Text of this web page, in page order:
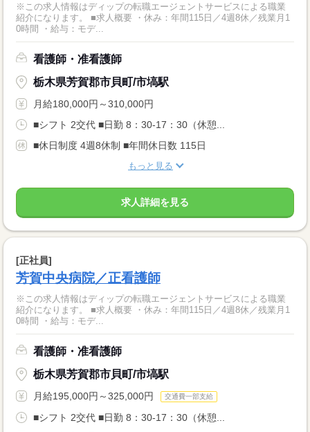
※この求人情報はディップの転職エージェントサービスによる職業
紹介になります。 ■求人概要 ・休み：年間115日／4週8休／残業月1
0時間 ・給与：モデ...
看護師・准看護師
栃木県芳賀郡市貝町/市塙駅
月給180,000円～310,000円
■シフト 2交代 ■日勤 8：30-17：30（休憩...
■休日制度 4週8休制 ■年間休日数 115日
もっと見る
求人詳細を見る
[正社員]
芳賀中央病院／正看護師
※この求人情報はディップの転職エージェントサービスによる職業
紹介になります。 ■求人概要 ・休み：年間115日／4週8休／残業月1
0時間 ・給与：モデ...
看護師・准看護師
栃木県芳賀郡市貝町/市塙駅
月給195,000円～325,000円 交通費一部支給
■シフト 2交代 ■日勤 8：30-17：30（休憩...